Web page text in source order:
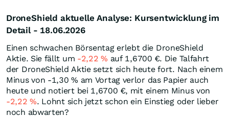
DroneShield aktuelle Analyse: Kursentwicklung im
Detail - 18.06.2026
Einen schwachen Börsentag erlebt die DroneShield
Aktie. Sie fällt um -2,22% auf 1,6700 €. Die Talfahrt
der DroneShield Aktie setzt sich heute fort. Nach einem
Minus von -1,30% am Vortag verlor das Papier auch
heute und notiert bei 1,6700 €, mit einem Minus von
-2,22%. Lohnt sich jetzt schon ein Einstieg oder lieber
noch abwarten?